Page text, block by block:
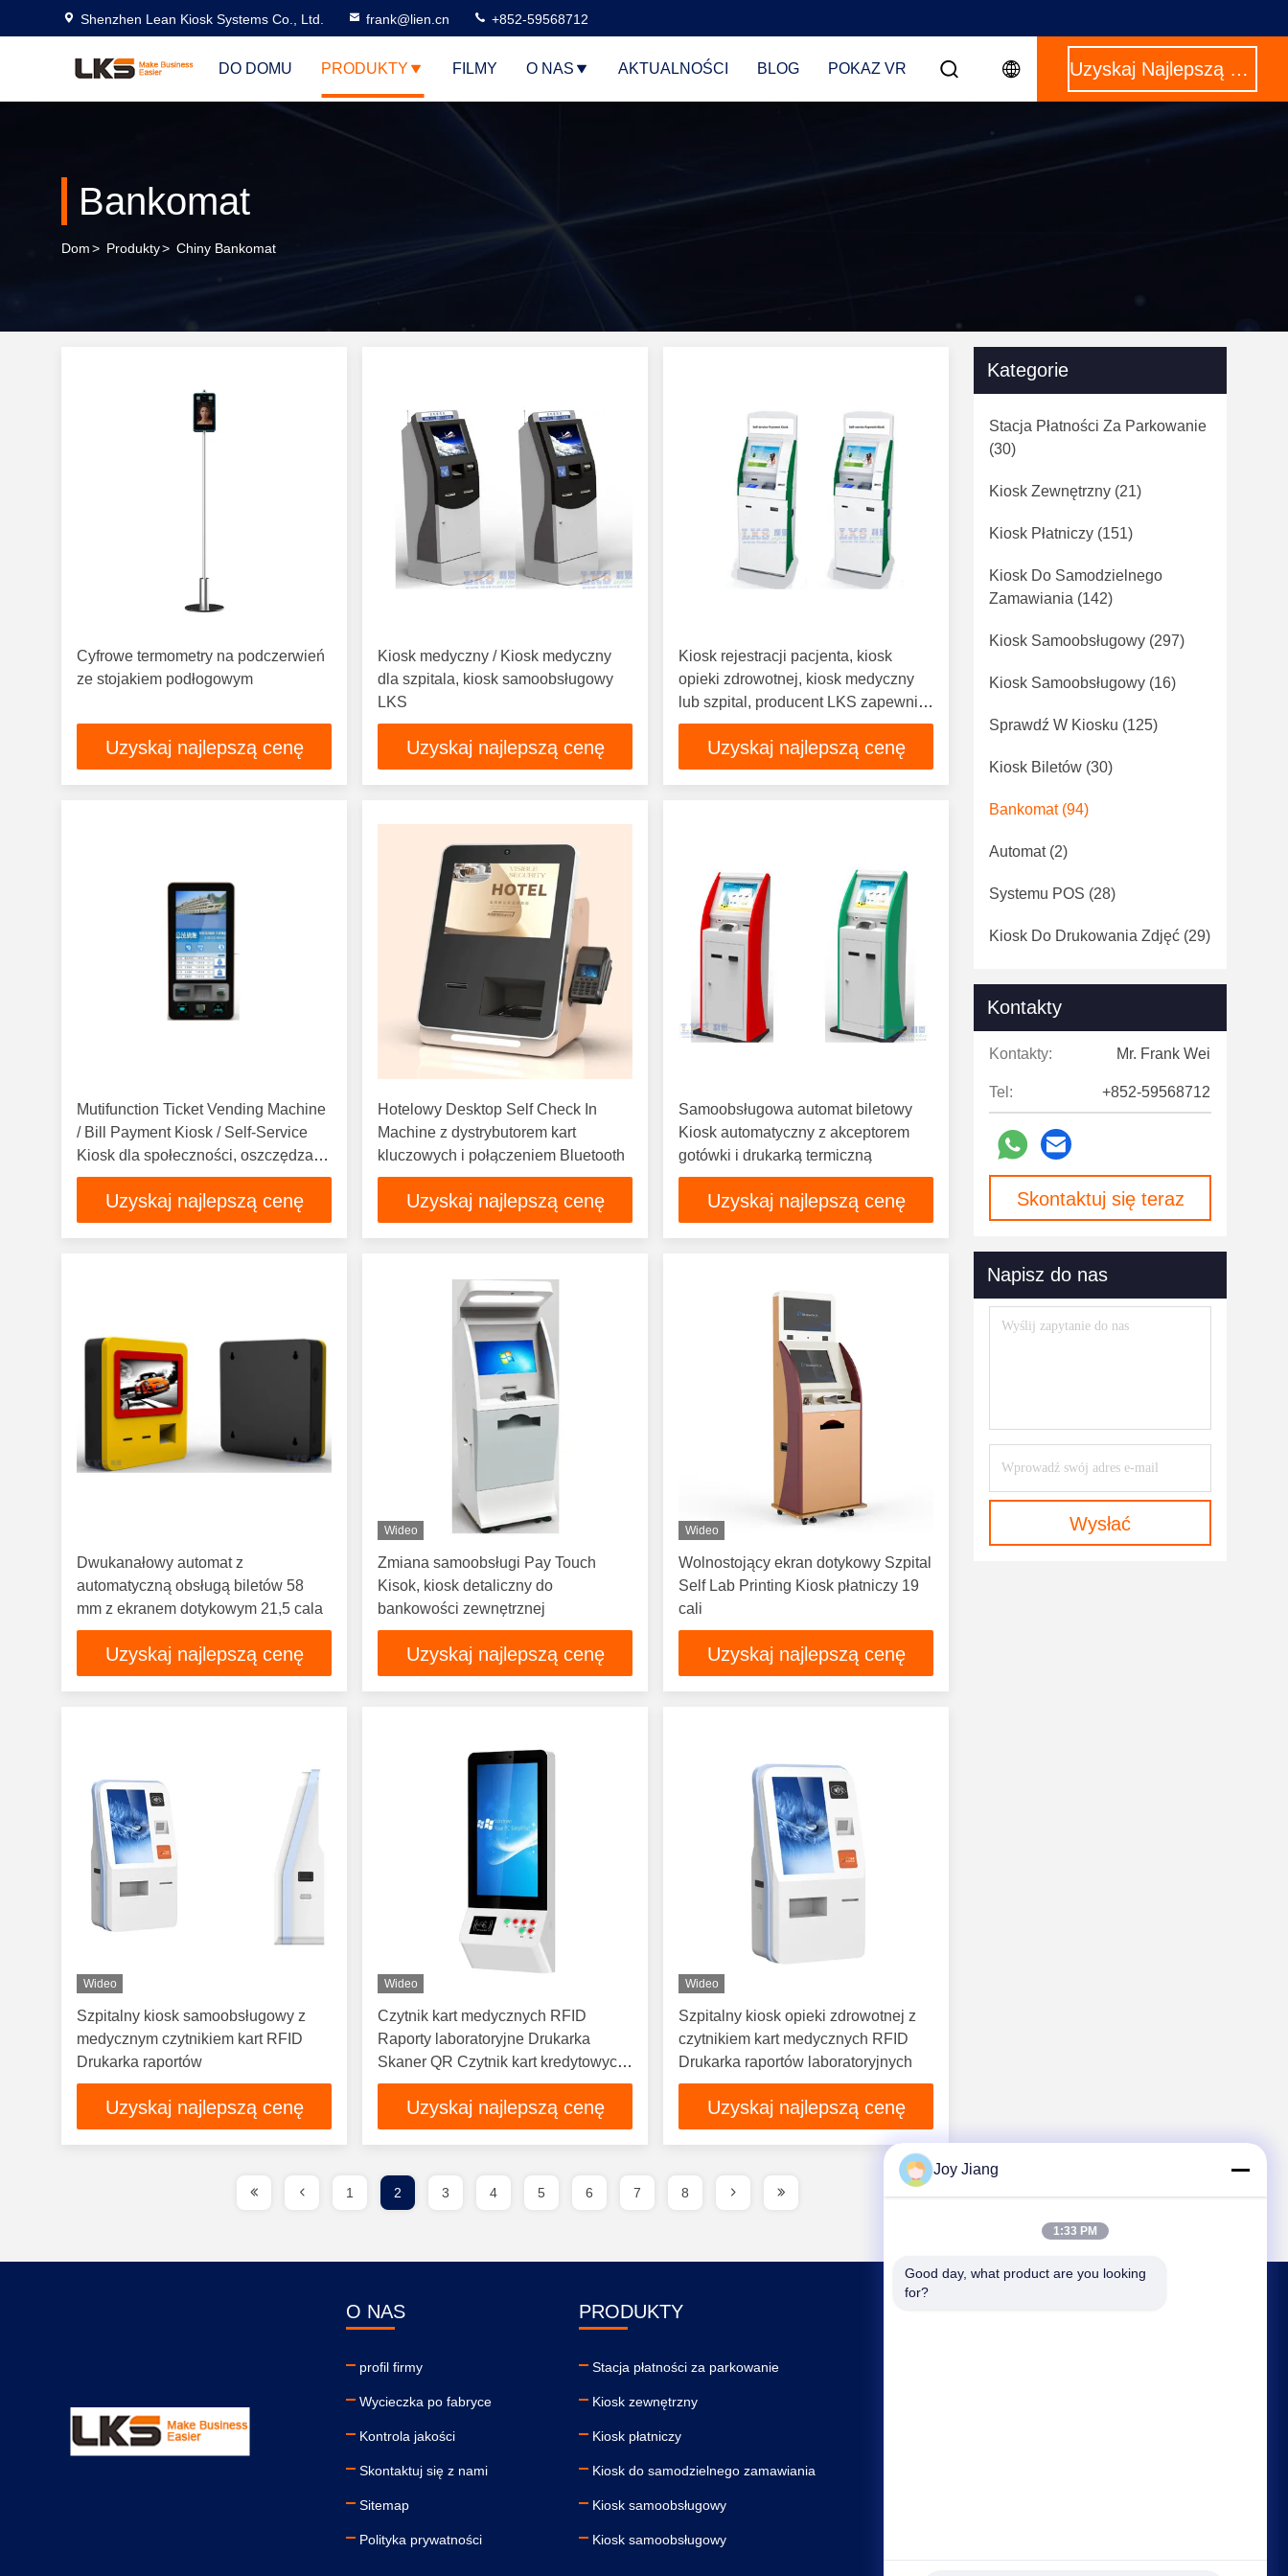
Shenzhen Lean Kiosk Systems Co., Ltd. frank@lien.cn +852-59568712
DO DOMU PRODUKTY FILMY O NAS AKTUALNOŚCI BLOG POKAZ VR Uzyskaj Najlepszą Cenę
Bankomat
Dom> Produkty> Chiny Bankomat
Cyfrowe termometry na podczerwień
ze stojakiem podłogowym
Uzyskaj najlepszą cenę
Kiosk medyczny / Kiosk medyczny
dla szpitala, kiosk samoobsługowy
LKS
Uzyskaj najlepszą cenę
Kiosk rejestracji pacjenta, kiosk
opieki zdrowotnej, kiosk medyczny
lub szpital, producent LKS zapewnia
projektowanie na zamówienie
Uzyskaj najlepszą cenę
Mutifunction Ticket Vending Machine
/ Bill Payment Kiosk / Self-Service
Kiosk dla społeczności, oszczędzaj
czas, zwiększaj wydajność
Uzyskaj najlepszą cenę
Hotelowy Desktop Self Check In
Machine z dystrybutorem kart
kluczowych i połączeniem Bluetooth
Uzyskaj najlepszą cenę
Samoobsługowa automat biletowy
Kiosk automatyczny z akceptorem
gotówki i drukarką termiczną
Uzyskaj najlepszą cenę
Dwukanałowy automat z
automatyczną obsługą biletów 58
mm z ekranem dotykowym 21,5 cala
Uzyskaj najlepszą cenę
Wideo
Zmiana samoobsługi Pay Touch
Kisok, kiosk detaliczny do
bankowości zewnętrznej
Uzyskaj najlepszą cenę
Wideo
Wolnostojący ekran dotykowy Szpital
Self Lab Printing Kiosk płatniczy 19
cali
Uzyskaj najlepszą cenę
Wideo
Szpitalny kiosk samoobsługowy z
medycznym czytnikiem kart RFID
Drukarka raportów
Uzyskaj najlepszą cenę
Wideo
Czytnik kart medycznych RFID
Raporty laboratoryjne Drukarka
Skaner QR Czytnik kart kredytowych
Samoobsługowy kiosk dla szpitala
Uzyskaj najlepszą cenę
Wideo
Szpitalny kiosk opieki zdrowotnej z
czytnikiem kart medycznych RFID
Drukarka raportów laboratoryjnych
Uzyskaj najlepszą cenę
Kategorie
Stacja Płatności Za Parkowanie
(30)
Kiosk Zewnętrzny (21)
Kiosk Płatniczy (151)
Kiosk Do Samodzielnego
Zamawiania (142)
Kiosk Samoobsługowy (297)
Kiosk Samoobsługowy (16)
Sprawdź W Kiosku (125)
Kiosk Biletów (30)
Bankomat(94)
Automat(2)
Systemu POS (28)
Kiosk Do Drukowania Zdjęć (29)
(7)
Speed ​​Gates (12)
Kontakty
Kontakty: Mr. Frank Wei
Tel: +852-59568712
Skontaktuj się teraz
Napisz do nas
Wysłać
1 2 3 4 5 6 7 8
O NAS
profil firmy
Wycieczka po fabryce
Kontrola jakości
Skontaktuj się z nami
Sitemap
Polityka prywatności
PRODUKTY
Stacja płatności za parkowanie
Kiosk zewnętrzny
Kiosk płatniczy
Kiosk do samodzielnego zamawiania
Kiosk samoobsługowy
Kiosk samoobsługowy
Joy Jiang
1:33 PM
Good day, what product are you looking
for?